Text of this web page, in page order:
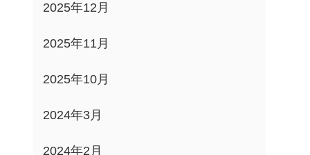
2025年12月
2025年11月
2025年10月
2024年3月
2024年2月